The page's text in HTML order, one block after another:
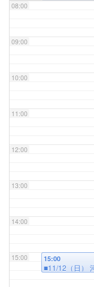
08:00
09:00
10:00
11:00
12:00
13:00
14:00
15:00 15:00
■11/12（日）